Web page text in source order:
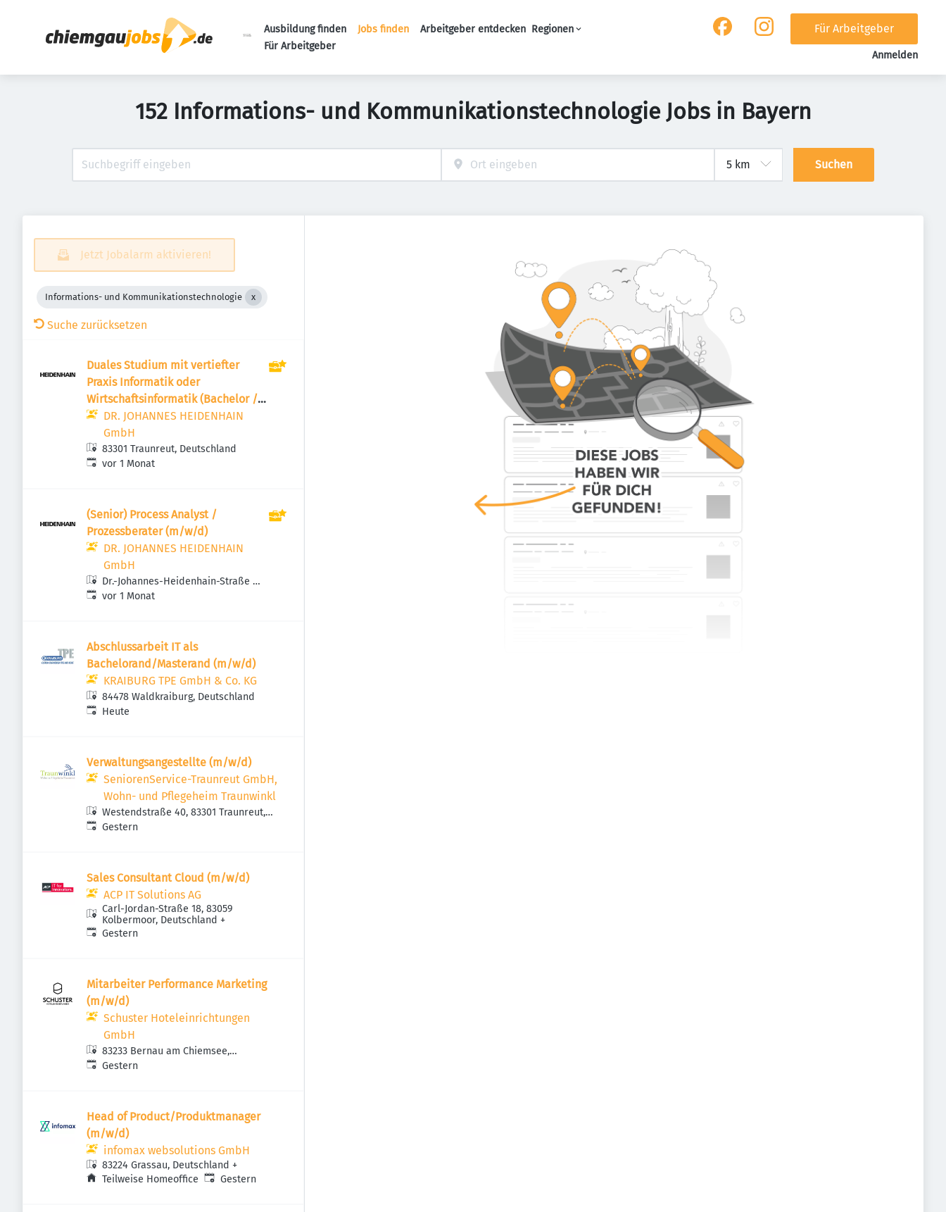
Ausbildung finden Jobs finden Arbeitgeber entdecken Regionen
Für Arbeitgeber
Für Arbeitgeber
Anmelden
152 Informations- und Kommunikationstechnologie Jobs in Bayern
Suchen
Jetzt Jobalarm aktivieren!
Informations- und Kommunikationstechnologie
Suche zurücksetzen
Duales Studium mit vertiefter
Praxis Informatik oder
Wirtschaftsinformatik (Bachelor /
Master)DR. JOHANNES HEIDENHAIN
GmbH
83301 Traunreut, Deutschland
Veröffentlicht:
vor 1 Monat
(Senior) Process Analyst /
Prozessberater (m/w/d)
DR. JOHANNES HEIDENHAIN
GmbH
Dr.-Johannes-Heidenhain-Straße 5,
83301 Traunreut, Deutschland
Veröffentlicht:
vor 1 Monat
Abschlussarbeit IT als
Bachelorand/Masterand (m/w/d)
KRAIBURG TPE GmbH & Co. KG
84478 Waldkraiburg, Deutschland
Veröffentlicht
Heute
Verwaltungsangestellte (m/w/d)
SeniorenService-Traunreut GmbH,
Wohn- und Pflegeheim Traunwinkl
Westendstraße 40, 83301 Traunreut,
Deutschland
Veröffentlicht
Gestern
Sales Consultant Cloud (m/w/d)
ACP IT Solutions AG
Carl-Jordan-Straße 18, 83059
Kolbermoor, Deutschland +
Veröffentlicht
Gestern
Mitarbeiter Performance Marketing
(m/w/d)
Schuster Hoteleinrichtungen
GmbH
83233 Bernau am Chiemsee,
Deutschland
Veröffentlicht
Gestern
Head of Product/Produktmanager
(m/w/d)
infomax websolutions GmbH
83224 Grassau, Deutschland +
Teilweise Homeoffice Veröffentlicht
Gestern